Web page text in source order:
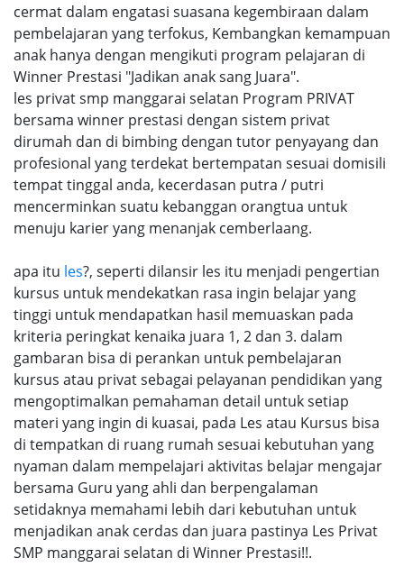
cermat dalam engatasi suasana kegembiraan dalam
pembelajaran yang terfokus, Kembangkan kemampuan
anak hanya dengan mengikuti program pelajaran di
Winner Prestasi "Jadikan anak sang Juara".
les privat smp manggarai selatan Program PRIVAT
bersama winner prestasi dengan sistem privat
dirumah dan di bimbing dengan tutor penyayang dan
profesional yang terdekat bertempatan sesuai domisili
tempat tinggal anda, kecerdasan putra / putri
mencerminkan suatu kebanggan orangtua untuk
menuju karier yang menanjak cemberlaang.
apa itu les?, seperti dilansir les itu menjadi pengertian
kursus untuk mendekatkan rasa ingin belajar yang
tinggi untuk mendapatkan hasil memuaskan pada
kriteria peringkat kenaika juara 1, 2 dan 3. dalam
gambaran bisa di perankan untuk pembelajaran
kursus atau privat sebagai pelayanan pendidikan yang
mengoptimalkan pemahaman detail untuk setiap
materi yang ingin di kuasai, pada Les atau Kursus bisa
di tempatkan di ruang rumah sesuai kebutuhan yang
nyaman dalam mempelajari aktivitas belajar mengajar
bersama Guru yang ahli dan berpengalaman
setidaknya memahami lebih dari kebutuhan untuk
menjadikan anak cerdas dan juara pastinya Les Privat
SMP manggarai selatan di Winner Prestasi!!.